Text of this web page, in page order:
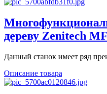
дереву Zenitech
Данный станок имеет ряд
Описание товара